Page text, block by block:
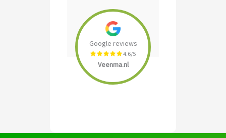
Google reviews
4.6/5
Veenma.nl